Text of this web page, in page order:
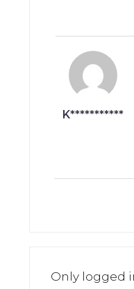
K***********
Only logged